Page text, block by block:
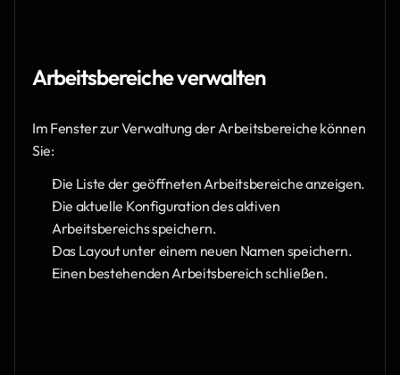
Arbeitsbereiche verwalten
Im Fenster zur Verwaltung der Arbeitsbereiche können
Sie:
Die Liste der geöffneten Arbeitsbereiche anzeigen.
Die aktuelle Konfiguration des aktiven
Arbeitsbereichs speichern.
Das Layout unter einem neuen Namen speichern.
Einen bestehenden Arbeitsbereich schließen.